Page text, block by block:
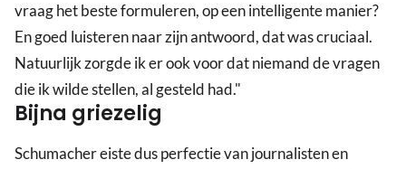
vraag het beste formuleren, op een intelligente manier?
En goed luisteren naar zijn antwoord, dat was cruciaal.
Natuurlijk zorgde ik er ook voor dat niemand de vragen
die ik wilde stellen, al gesteld had."
Bijna griezelig
Schumacher eiste dus perfectie van journalisten en